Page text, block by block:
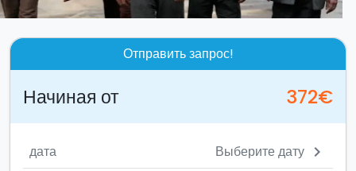
Отправить запрос!
Начиная от 372€
дата chevron_right